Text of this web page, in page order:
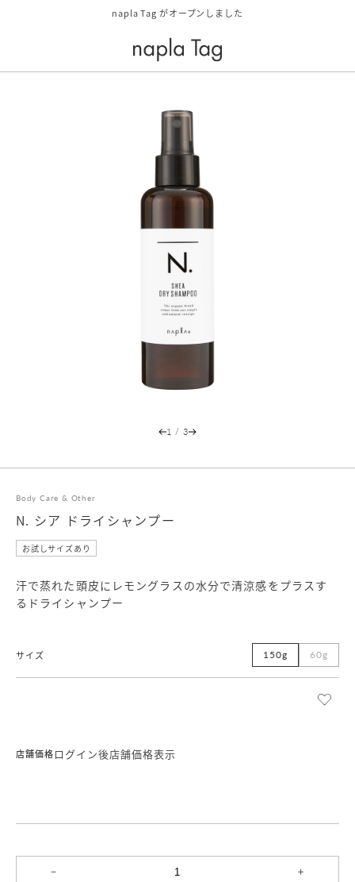
napla Tag がオープンしました
1 / 3
Body Care & Other
N. シア ドライシャンプー
お試しサイズあり
汗で蒸れた頭皮にレモングラスの水分で清涼感をプラスす
るドライシャンプー
サイズ 150g 60g
店舗価格ログイン後店舗価格表示